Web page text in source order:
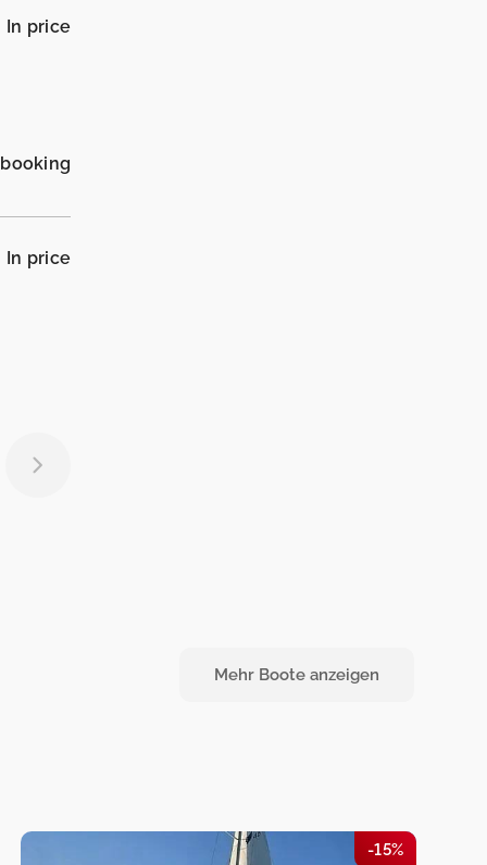
In price
In price
Mehr Boote anzeigen
-15%